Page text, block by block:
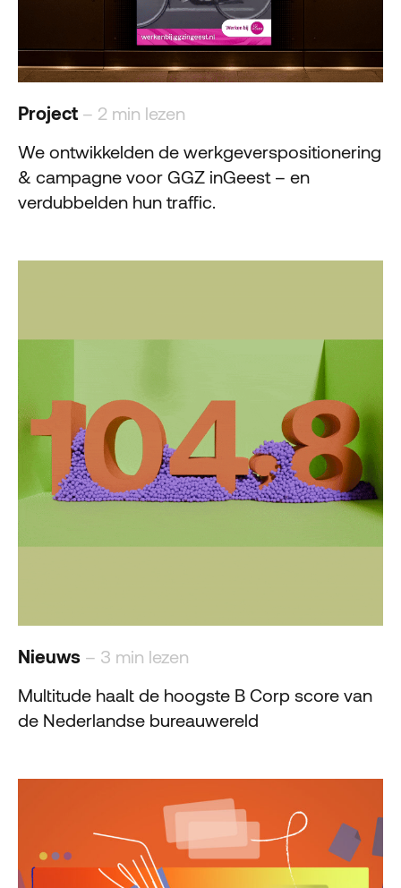
Project – 2 min lezen
We ontwikkelden de werkgeverspositionering
& campagne voor GGZ inGeest – en
verdubbelden hun traffic.
Nieuws – 3 min lezen
Multitude haalt de hoogste B Corp score van
de Nederlandse bureauwereld